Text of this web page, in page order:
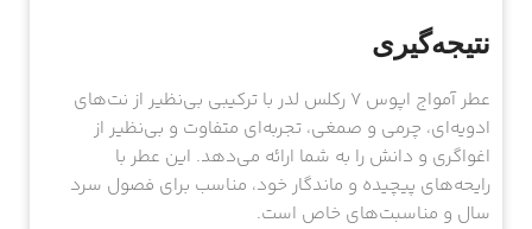
نتیجه‌گیری
عطر آمواج اپوس 7 رکلس لدر با ترکیبی بی‌نظیر از نت‌های
ادویه‌ای، چرمی و صمغی، تجربه‌ای متفاوت و بی‌نظیر از
اغواگری و دانش را به شما ارائه می‌دهد. این عطر با
رایحه‌های پیچیده و ماندگار خود، مناسب برای فصول سرد
سال و مناسبت‌های خاص است.